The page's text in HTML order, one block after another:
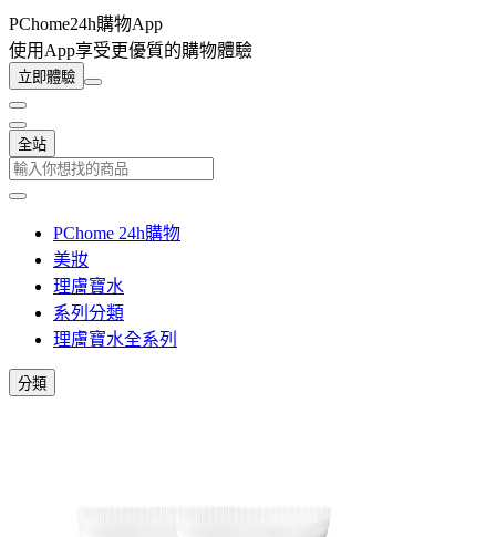
PChome24h購物App
使用App享受更優質的購物體驗
立即體驗
全站
PChome 24h購物
美妝
理膚寶水
系列分類
理膚寶水全系列
分類